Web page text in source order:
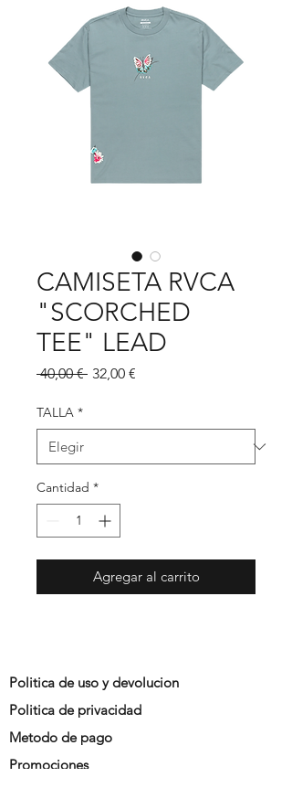
CAMISETA RVCA
"SCORCHED
TEE" LEAD
40,00 € Precio
32,00 €
TALLA *
Cantidad *
Agregar al carrito
Politica de uso y devolucion
Politica de privacidad
Metodo de pago
Promociones